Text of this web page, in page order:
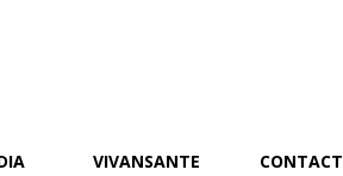
VIVANSANTE CONTACT